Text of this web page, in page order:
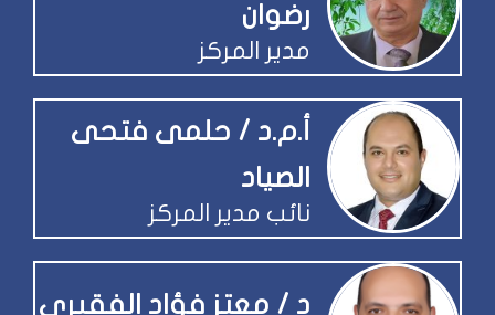
رضوان
مدير المركز
أ.م.د / حلمى فتحى
الصياد
نائب مدير المركز
د / معتز فؤاد الفقيرى